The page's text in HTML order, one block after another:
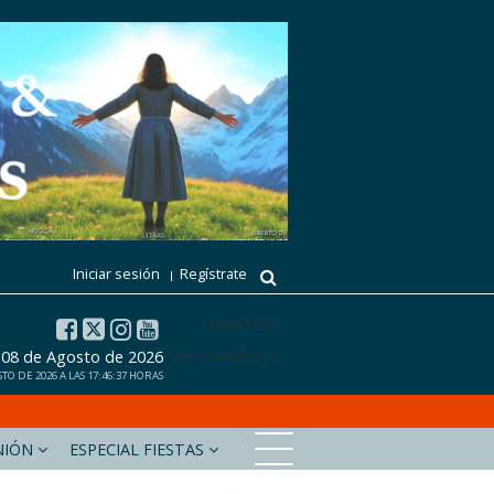
Iniciar sesión Regístrate
El tiempo 15 días
El tiempo en Benissa
de Agosto de 2026
DE 2026 A LAS 17:46:37 HORAS
xabiaaldia.com Marinabaixadigital.com
ESPECIAL FIESTAS